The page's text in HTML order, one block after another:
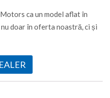
ca un model aflat în
doar în oferta noastră, ci și